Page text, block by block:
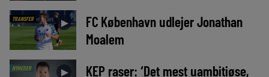
TRANSFER ►
FC København udlejer Jonathan
Moalem
NYHEDER ►
KEP raser: ‘Det mest uambitiøse,